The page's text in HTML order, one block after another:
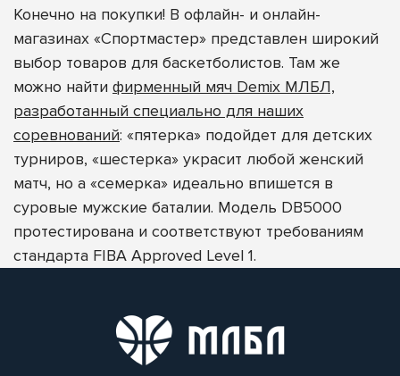
Конечно на покупки! В офлайн- и онлайн-
магазинах «Спортмастер» представлен широкий
выбор товаров для баскетболистов. Там же
можно найти фирменный мяч Demix МЛБЛ,
разработанный специально для наших
соревнований: «пятерка» подойдет для детских
турниров, «шестерка» украсит любой женский
матч, но а «семерка» идеально впишется в
суровые мужские баталии. Модель DB5000
протестирована и соответствуют требованиям
стандарта FIBA Approved Level 1.